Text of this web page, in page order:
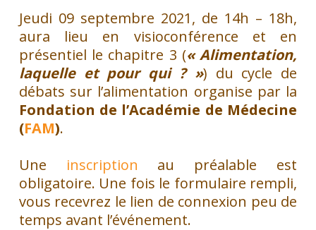
Jeudi 09 septembre 2021, de 14h – 18h,
aura lieu en visioconférence et en
présentiel le chapitre 3 (« Alimentation,
laquelle et pour qui ? ») du cycle de
débats sur l’alimentation organise par la
Fondation de l’Académie de Médecine
(FAM).
Une inscription au préalable est
obligatoire. Une fois le formulaire rempli,
vous recevrez le lien de connexion peu de
temps avant l’événement.